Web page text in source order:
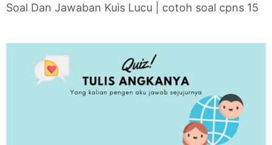
Soal Dan Jawaban Kuis Lucu | cotoh soal cpns 15